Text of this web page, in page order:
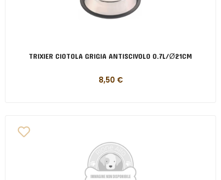
TRIXIER CIOTOLA GRIGIA ANTISCIVOLO 0.7L/Ø21CM
8,50 €